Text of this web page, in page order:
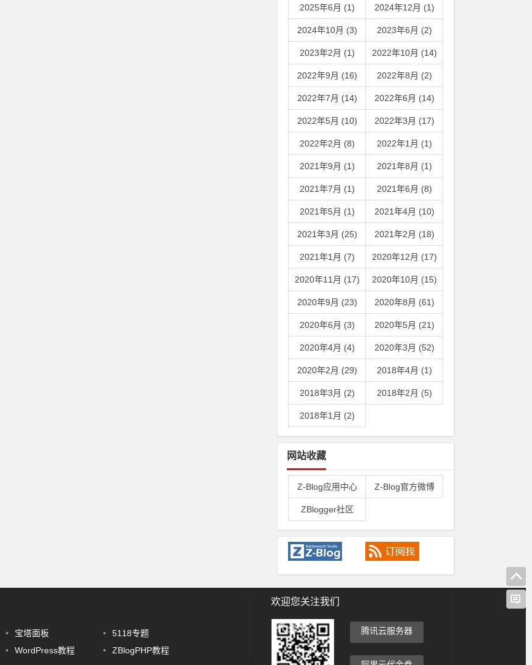
2025年6月 (1) 2024年12月 (1)
2024年10月 (3) 2023年6月 (2)
2023年2月 (1) 2022年10月 (14)
2022年9月 (16) 2022年8月 (2)
2022年7月 (14) 2022年6月 (14)
2022年5月 (10) 2022年3月 (17)
2022年2月 (8) 2022年1月 (1)
2021年9月 (1) 2021年8月 (1)
2021年7月 (1) 2021年6月 (8)
2021年5月 (1) 2021年4月 (10)
2021年3月 (25) 2021年2月 (18)
2021年1月 (7) 2020年12月 (17)
2020年11月 (17) 2020年10月 (15)
2020年9月 (23) 2020年8月 (61)
2020年6月 (3) 2020年5月 (21)
2020年4月 (4) 2020年3月 (52)
2020年2月 (29) 2018年4月 (1)
2018年3月 (2) 2018年2月 (5)
2018年1月 (2)
网站收藏
Z-Blog应用中心 Z-Blog官方微博
ZBlogger社区
• 宝塔面板 •
5118专题
• WordPress教程 • ZBlogPHP教程
欢迎您关注我们
腾讯云服务器